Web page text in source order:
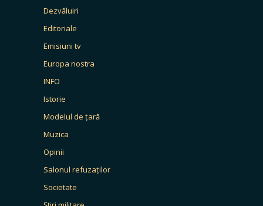
Dezvăluiri
Editoriale
Emisiuni tv
Europa nostra
INFO
Istorie
Modelul de țară
Muzica
Opinii
Salonul refuzaților
Societate